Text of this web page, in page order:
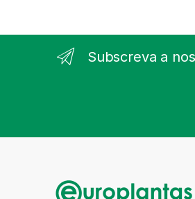
Subscreva a